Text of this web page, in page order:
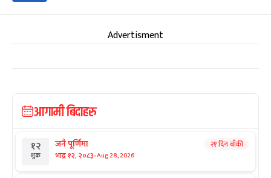
Advertisment
आगामी बिदाहरु
१२
शुक्र
जनै पूर्णिमा
भाद्र १२, २०८३-Aug 28, 2026
२१ दिन बाँकी